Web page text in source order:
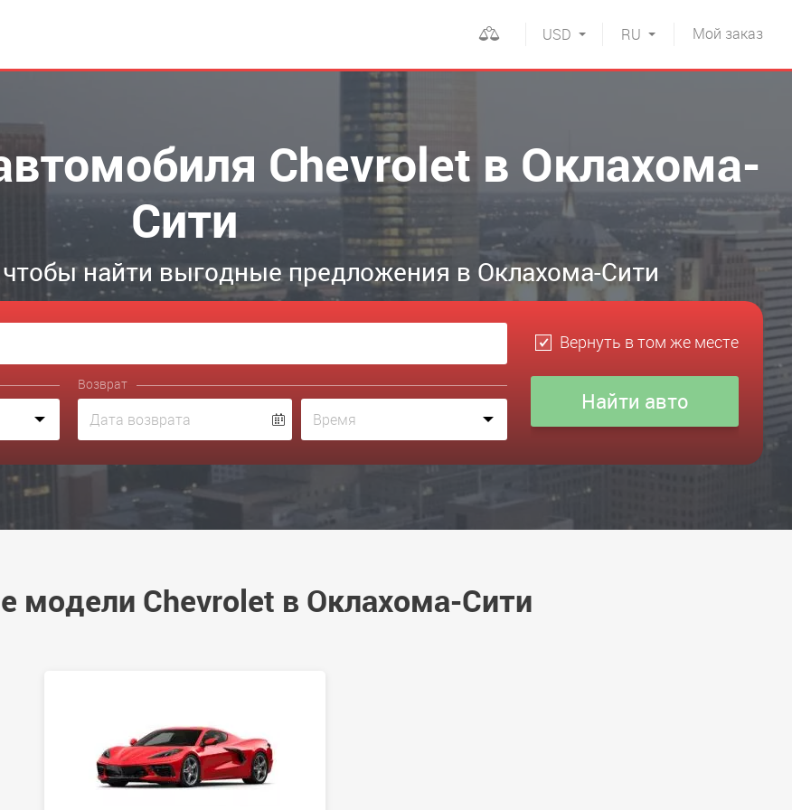
Мой заказ
RU
USD
Chevrolet в Оклахома-
Сити
найти выгодные предложения в Оклахома-Сити
Вернуть в том же месте
Возврат
модели Chevrolet в Оклахома-Сити